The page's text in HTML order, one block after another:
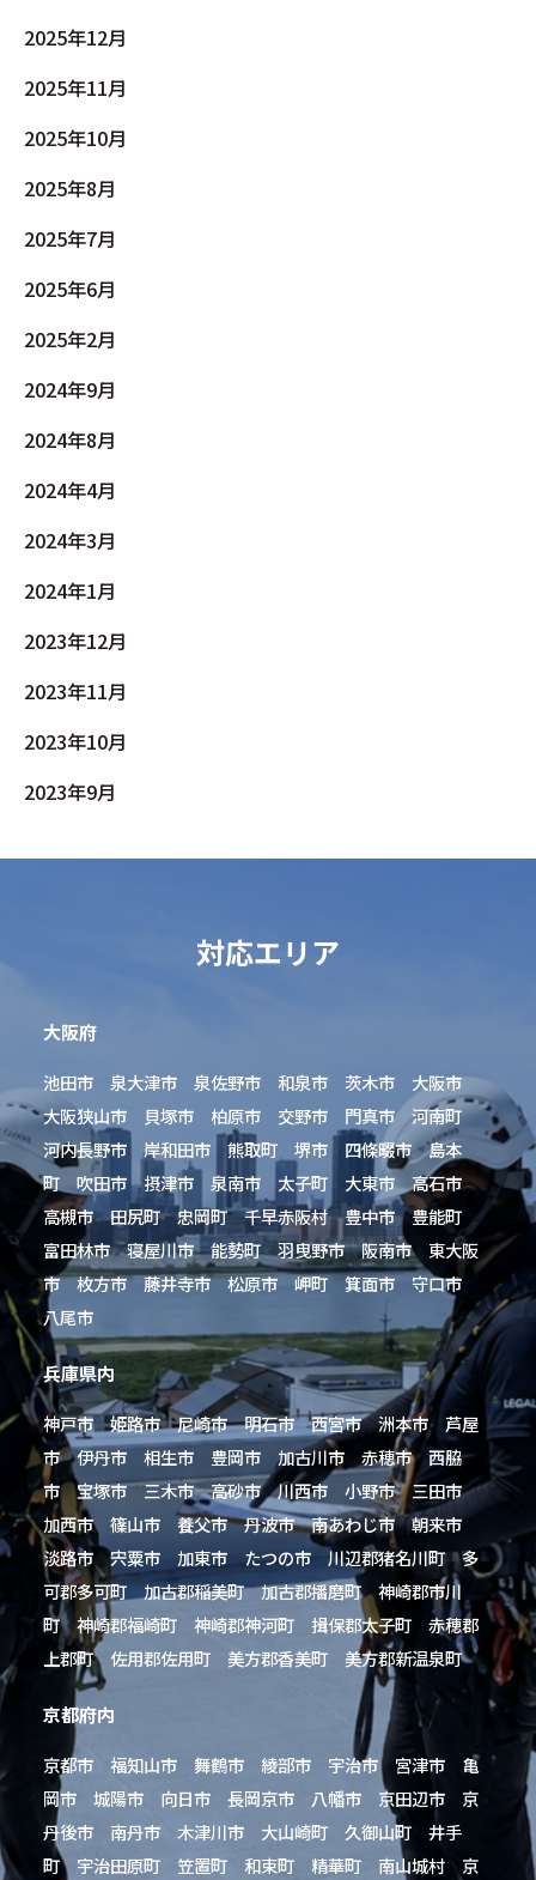
2025年12月
2025年11月
2025年10月
2025年8月
2025年7月
2025年6月
2025年2月
2024年9月
2024年8月
2024年4月
2024年3月
2024年1月
2023年12月
2023年11月
2023年10月
2023年9月
対応エリア
大阪府
池田市 泉大津市 泉佐野市 和泉市 茨木市 大阪市
大阪狭山市 貝塚市 柏原市 交野市 門真市 河南町
河内長野市 岸和田市 熊取町 堺市 四條畷市 島本
町 吹田市 摂津市 泉南市 太子町 大東市 高石市
高槻市 田尻町 忠岡町 千早赤阪村 豊中市 豊能町
富田林市 寝屋川市 能勢町 羽曳野市 阪南市 東大阪
市 枚方市 藤井寺市 松原市 岬町 箕面市 守口市
八尾市
兵庫県内
神戸市 姫路市 尼崎市 明石市 西宮市 洲本市 芦屋
市 伊丹市 相生市 豊岡市 加古川市 赤穂市 西脇
市 宝塚市 三木市 高砂市 川西市 小野市 三田市
加西市 篠山市 養父市 丹波市 南あわじ市 朝来市
淡路市 宍粟市 加東市 たつの市 川辺郡猪名川町 多
可郡多可町 加古郡稲美町 加古郡播磨町 神崎郡市川
町 神崎郡福崎町 神崎郡神河町 揖保郡太子町 赤穂郡
上郡町 佐用郡佐用町 美方郡香美町 美方郡新温泉町
京都府内
京都市 福知山市 舞鶴市 綾部市 宇治市 宮津市 亀
岡市 城陽市 向日市 長岡京市 八幡市 京田辺市 京
丹後市 南丹市 木津川市 大山崎町 久御山町 井手
町 宇治田原町 笠置町 和束町 精華町 南山城村 京